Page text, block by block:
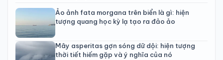
Ảo ảnh fata morgana trên biển là gì: hiện
tượng quang học kỳ lạ tạo ra đảo ảo
Mây asperitas gợn sóng dữ dội: hiện tượng
thời tiết hiếm gặp và ý nghĩa của nó